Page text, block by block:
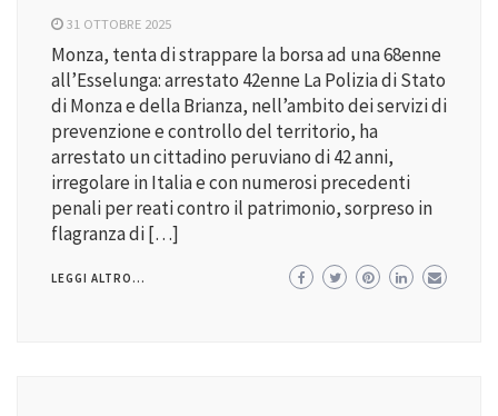
31 OTTOBRE 2025
Monza, tenta di strappare la borsa ad una 68enne
all’Esselunga: arrestato 42enne La Polizia di Stato
di Monza e della Brianza, nell’ambito dei servizi di
prevenzione e controllo del territorio, ha
arrestato un cittadino peruviano di 42 anni,
irregolare in Italia e con numerosi precedenti
penali per reati contro il patrimonio, sorpreso in
flagranza di […]
LEGGI ALTRO...